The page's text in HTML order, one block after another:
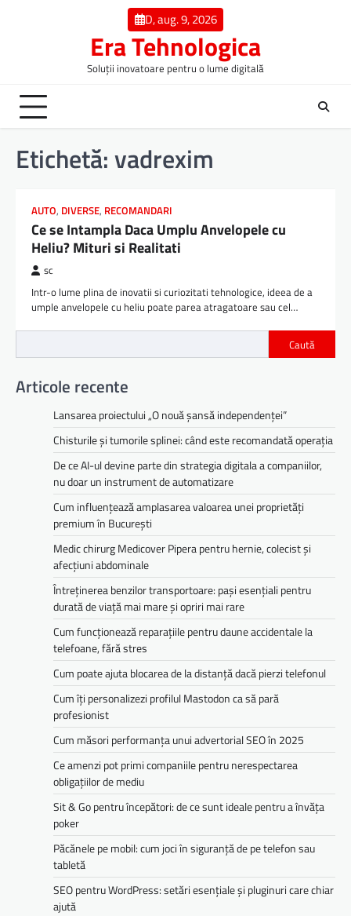
D, aug. 9, 2026
Era Tehnologica
Soluții inovatoare pentru o lume digitală
Etichetă:vadrexim
AUTO, DIVERSE, RECOMANDARI
Ce se Intampla Daca Umplu Anvelopele cu
Heliu? Mituri si Realitati
sc
Intr-o lume plina de inovatii si curiozitati tehnologice, ideea de a
umple anvelopele cu heliu poate parea atragatoare sau cel…
Caută
Articole recente
Lansarea proiectului „O nouă șansă independenței”
Chisturile și tumorile splinei: când este recomandată operația
De ce AI-ul devine parte din strategia digitala a companiilor,
nu doar un instrument de automatizare
Cum influențează amplasarea valoarea unei proprietăți
premium în București
Medic chirurg Medicover Pipera pentru hernie, colecist și
afecțiuni abdominale
Întreținerea benzilor transportoare: pași esențiali pentru
durată de viață mai mare și opriri mai rare
Cum funcționează reparațiile pentru daune accidentale la
telefoane, fără stres
Cum poate ajuta blocarea de la distanță dacă pierzi telefonul
Cum îți personalizezi profilul Mastodon ca să pară
profesionist
Cum măsori performanța unui advertorial SEO în 2025
Ce amenzi pot primi companiile pentru nerespectarea
obligațiilor de mediu­­
Sit & Go pentru începători: de ce sunt ideale pentru a învăța
poker
Păcănele pe mobil: cum joci în siguranță de pe telefon sau
tabletă
SEO pentru WordPress: setări esențiale și pluginuri care chiar
ajută